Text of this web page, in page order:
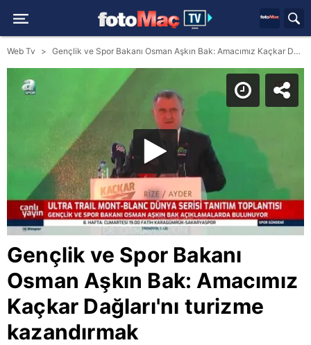
Web Tv Gençlik ve Spor Bakanı Osman Aşkın Bak: Amacımız Kaçkar Dağları'nı turizme kazandırmak
Gençlik ve Spor Bakanı
Osman Aşkın Bak: Amacımız
Kaçkar Dağları'nı turizme
kazandırmak